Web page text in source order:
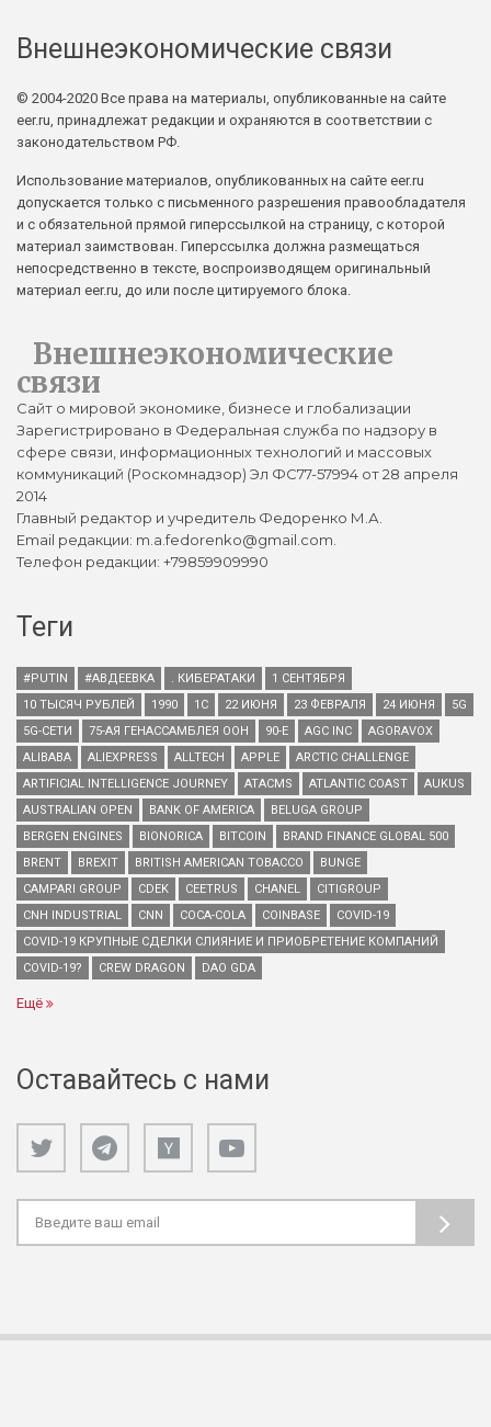
Внешнеэкономические связи
© 2004-2020 Все права на материалы, опубликованные на сайте
eer.ru, принадлежат редакции и охраняются в соответствии с
законодательством РФ.
Использование материалов, опубликованных на сайте eer.ru
допускается только с письменного разрешения правообладателя
и с обязательной прямой гиперссылкой на страницу, с которой
материал заимствован. Гиперссылка должна размещаться
непосредственно в тексте, воспроизводящем оригинальный
материал eer.ru, до или после цитируемого блока.
Внешнеэкономические
связи
Сайт о мировой экономике, бизнесе и глобализации
Зарегистрировано в Федеральная служба по надзору в
сфере связи, информационных технологий и массовых
коммуникаций (Роскомнадзор) Эл ФС77-57994 от 28 апреля
2014
Главный редактор и учредитель Федоренко М.А.
Email редакции: m.a.fedorenko@gmail.com.
Телефон редакции: +79859909990
Теги
#PUTIN #АВДЕЕВКА . КИБЕРАТАКИ
1 СЕНТЯБРЯ
10 ТЫСЯЧ РУБЛЕЙ
1990 1С 22 ИЮНЯ 23 ФЕВРАЛЯ 24 ИЮНЯ
5G
5G-СЕТИ
75-АЯ ГЕНАССАМБЛЕЯ ООН 90-Е AGC INC
AGORAVOX
ALIBABA
ALIEXPRESS ALLTECH APPLE
ARCTIC CHALLENGE
ARTIFICIAL INTELLIGENCE JOURNEY
ATACMS ATLANTIC COAST
AUKUS
AUSTRALIAN OPEN
BANK OF AMERICA
BELUGA GROUP
BERGEN ENGINES
BIONORICA BITCOIN
BRAND FINANCE GLOBAL 500
BRENT
BREXIT BRITISH AMERICAN TOBACCO
BUNGE
CAMPARI GROUP
CDEK CEETRUS CHANEL
CITIGROUP
CNH INDUSTRIAL
CNN COCA-COLA COINBASE
COVID-19
COVID-19 КРУПНЫЕ СДЕЛКИ СЛИЯНИЕ И ПРИОБРЕТЕНИЕ КОМПАНИЙ
COVID-19?
CREW DRAGON DAO GDA
Ещё
Оставайтесь с нами